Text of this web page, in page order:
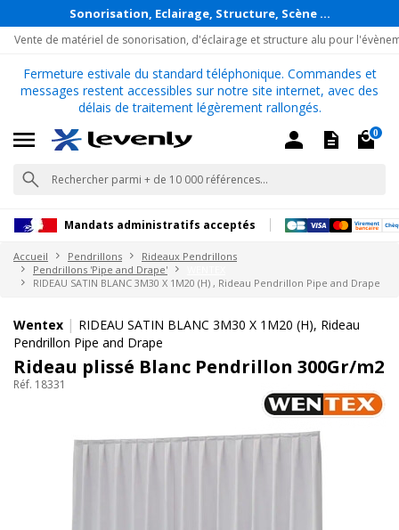
Sonorisation, Eclairage, Structure, Scène ...
Vente de matériel de sonorisation, d'éclairage et structure alu pour
Fermeture estivale du standard téléphonique. Commandes et
messages restent accessibles sur notre site internet, avec des
délais de traitement légèrement rallongés.
0
Mandats administratifs acceptés
Accueil Pendrillons
Rideaux Pendrillons
Pendrillons 'Pipe and Drape'
RIDEAU SATIN BLANC 3M30 X 1M20 (H) , Rideau Pendrillon Pipe and Drape
Wentex | RIDEAU SATIN BLANC 3M30 X 1M20 (H), Rideau
Pendrillon Pipe and Drape
Rideau plissé Blanc Pendrillon 300Gr/m2
Réf. 18331